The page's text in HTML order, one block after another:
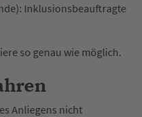
Inklusionsbeauftragte
so genau wie möglich.
Anliegens nicht